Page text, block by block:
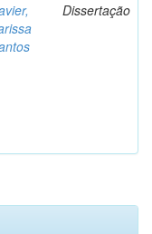
Dissertação